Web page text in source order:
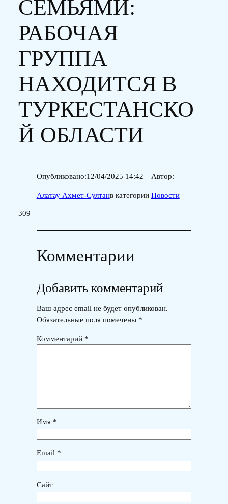
СЕМЬЯМИ:
РАБОЧАЯ
ГРУППА
НАХОДИТСЯ В
ТУРКЕСТАНСКО
Й ОБЛАСТИ
Опубликовано:12/04/2025 14:42—Автор:
Алатау Ахмет-Султанв категории Новости
309
Комментарии
Добавить комментарий
Ваш адрес email не будет опубликован.
Обязательные поля помечены *
Комментарий *
Имя *
Email *
Сайт